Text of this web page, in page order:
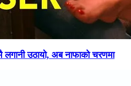
लगानी उठायो, अब नाफाको चरणमा